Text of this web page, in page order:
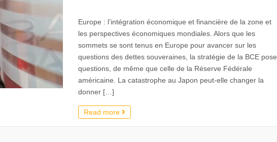
Europe : l’intégration économique et financière de la zone et
les perspectives économiques mondiales. Alors que les
sommets se sont tenus en Europe pour avancer sur les
questions des dettes souveraines, la stratégie de la BCE pose
questions, de même que celle de la Réserve Fédérale
américaine. La catastrophe au Japon peut-elle changer la
donner […]
Read more